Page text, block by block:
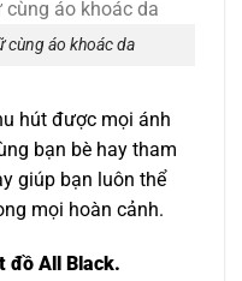
cùng áo khoác da
hút được mọi ánh
bạn bè hay tham
giúp bạn luôn thể
mọi hoàn cảnh.
đồ All Black.